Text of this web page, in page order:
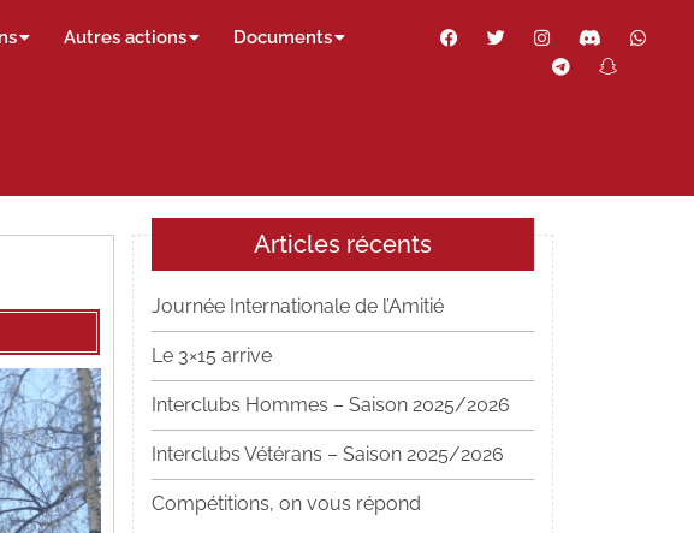
Autres actions Documents Facebook
Twitter InstagramDiscord
Telegram
Articles récents
Journée Internationale de l’Amitié
Le 3×15 arrive
Interclubs Hommes – Saison 2025/2026
Interclubs Vétérans – Saison 2025/2026
Compétitions, on vous répond